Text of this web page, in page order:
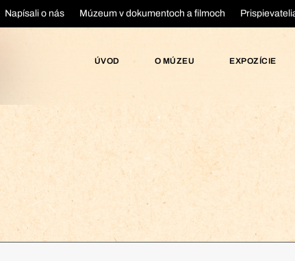
Napísali o nás Múzeum v dokumentoch a filmoch
ÚVOD O MÚZEU EXPOZÍCIE